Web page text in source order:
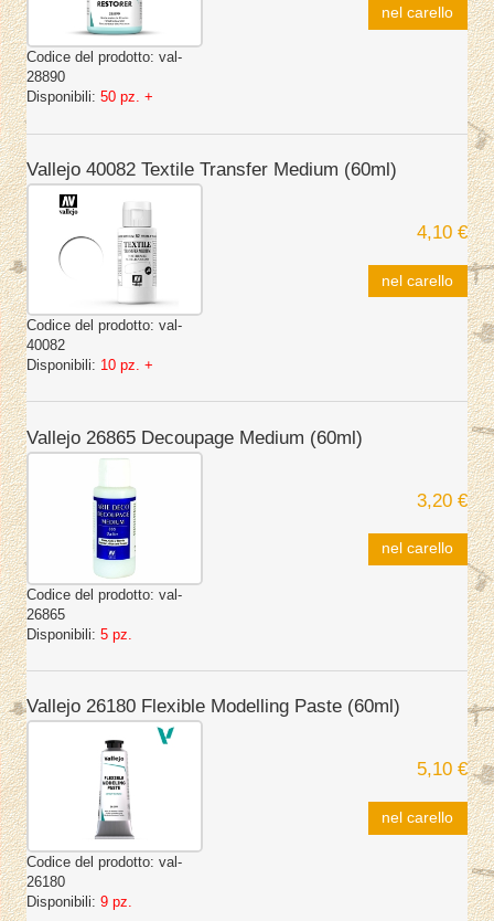
Codice del prodotto: val-
28890
Disponibili: 50 pz. +
nel carello
Vallejo 40082 Textile Transfer Medium (60ml)
Codice del prodotto: val-
40082
Disponibili: 10 pz. +
4,10 €
nel carello
Vallejo 26865 Decoupage Medium (60ml)
Codice del prodotto: val-
26865
Disponibili: 5 pz.
3,20 €
nel carello
Vallejo 26180 Flexible Modelling Paste (60ml)
Codice del prodotto: val-
26180
Disponibili: 9 pz.
5,10 €
nel carello